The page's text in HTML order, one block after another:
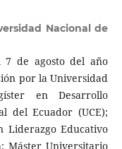
Nacional de
7 de agosto del año
por la Universidad
en Desarrollo
del Ecuador (UCE);
Liderazgo Educativo
Máster Universitario